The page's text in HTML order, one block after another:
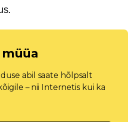
abil saate hõlpsalt
– nii Internetis kui ka